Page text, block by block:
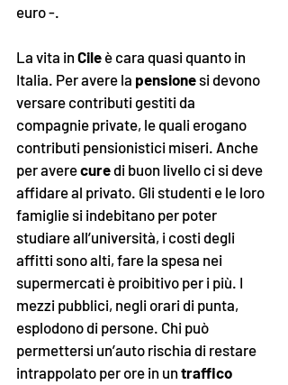
euro -.
La vita in Cile è cara quasi quanto in
Italia. Per avere la pensione si devono
versare contributi gestiti da
compagnie private, le quali erogano
contributi pensionistici miseri. Anche
per avere cure di buon livello ci si deve
affidare al privato. Gli studenti e le loro
famiglie si indebitano per poter
studiare all’università, i costi degli
affitti sono alti, fare la spesa nei
supermercati è proibitivo per i più. I
mezzi pubblici, negli orari di punta,
esplodono di persone. Chi può
permettersi un’auto rischia di restare
intrappolato per ore in un traffico